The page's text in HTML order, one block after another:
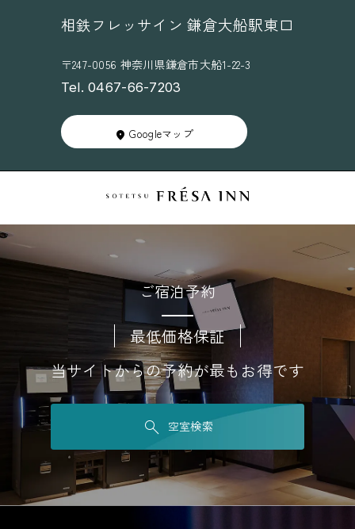
相鉄フレッサイン 鎌倉大船駅東口
〒247-0056 神奈川県鎌倉市大船1-22-3
Tel. 0467-66-7203
Googleマップ
ご宿泊予約
最低価格保証
当サイトからの予約が最もお得です
空室検索